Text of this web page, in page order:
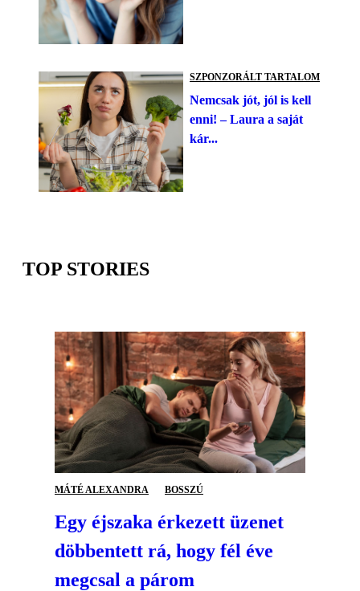
SZPONZORÁLT TARTALOM
Nemcsak jót, jól is kell
enni! – Laura a saját
kár...
TOP STORIES
MÁTÉ ALEXANDRA BOSSZÚ
Egy éjszaka érkezett üzenet
döbbentett rá, hogy fél éve
megcsal a párom